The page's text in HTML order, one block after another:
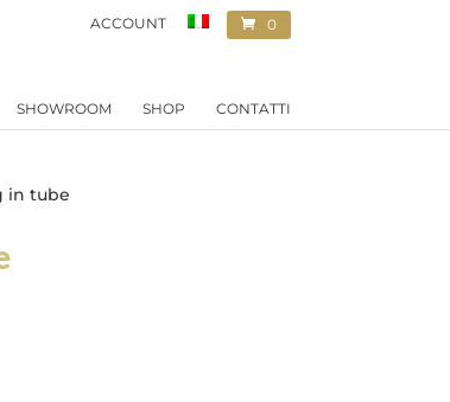
ACCOUNT
0
SHOWROOM SHOP CONTATTI
in tube